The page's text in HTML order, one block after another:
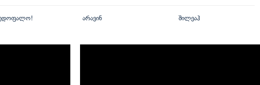
არავინ შილეაჰ